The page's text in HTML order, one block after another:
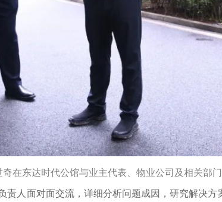
在东达时代公馆与业主代表、物业公司及相关部门
面对面交流，详细分析问题成因，研究解决方